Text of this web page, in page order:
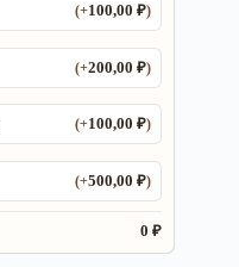
(+100,00₽)
(+200,00₽)
(+100,00₽)
(+500,00₽)
0 ₽